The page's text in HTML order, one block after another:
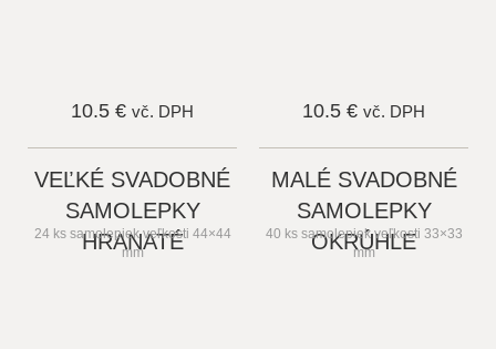
10.5 € vč. DPH 10.5 € vč. DPH
VEĽKÉ SVADOBNÉ
SAMOLEPKY
HRANATÉ
24 ks samolepiek veľkosti 44×44
mm
MALÉ SVADOBNÉ
SAMOLEPKY
OKRÚHLE
40 ks samolepiek veľkosti 33×33
mm